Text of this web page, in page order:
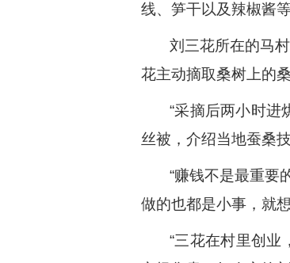
线、笋干以及辣椒酱等
刘三花所在的马
花主动摘取桑树上的
“采摘后两小时进
丝被，介绍当地蚕桑
“赚钱不是最重要
做的也都是小事，就
“三花在村里创业